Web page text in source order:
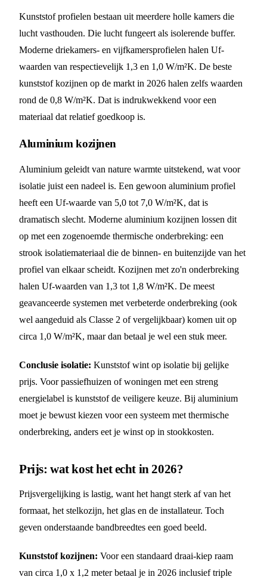
Kunststof profielen bestaan uit meerdere holle kamers die
lucht vasthouden. Die lucht fungeert als isolerende buffer.
Moderne driekamers- en vijfkamersprofielen halen Uf-
waarden van respectievelijk 1,3 en 1,0 W/m²K. De beste
kunststof kozijnen op de markt in 2026 halen zelfs waarden
rond de 0,8 W/m²K. Dat is indrukwekkend voor een
materiaal dat relatief goedkoop is.
Aluminium kozijnen
Aluminium geleidt van nature warmte uitstekend, wat voor
isolatie juist een nadeel is. Een gewoon aluminium profiel
heeft een Uf-waarde van 5,0 tot 7,0 W/m²K, dat is
dramatisch slecht. Moderne aluminium kozijnen lossen dit
op met een zogenoemde thermische onderbreking: een
strook isolatiemateriaal die de binnen- en buitenzijde van het
profiel van elkaar scheidt. Kozijnen met zo'n onderbreking
halen Uf-waarden van 1,3 tot 1,8 W/m²K. De meest
geavanceerde systemen met verbeterde onderbreking (ook
wel aangeduid als Classe 2 of vergelijkbaar) komen uit op
circa 1,0 W/m²K, maar dan betaal je wel een stuk meer.
Conclusie isolatie: Kunststof wint op isolatie bij gelijke
prijs. Voor passiefhuizen of woningen met een streng
energielabel is kunststof de veiligere keuze. Bij aluminium
moet je bewust kiezen voor een systeem met thermische
onderbreking, anders eet je winst op in stookkosten.
Prijs: wat kost het echt in 2026?
Prijsvergelijking is lastig, want het hangt sterk af van het
formaat, het stelkozijn, het glas en de installateur. Toch
geven onderstaande bandbreedtes een goed beeld.
Kunststof kozijnen: Voor een standaard draai-kiep raam
van circa 1,0 x 1,2 meter betaal je in 2026 inclusief triple